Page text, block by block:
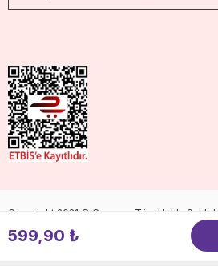
599,90 ₺
Copyright 2021 © Cossop. Tüm Hakkı Saklıdır.